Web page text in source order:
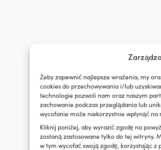
Żeby zapewnić najlepsze wrażenia, my
cookies do przechowywania i/lub
technologie pozwoli nam oraz naszym
zachowanie podczas przeglądania lub
wycofanie może niekorzystnie wpłynąć na
Kliknij poniżej, aby wyrazić zgodę na
zostaną zastosowane tylko do tej witryny.
w tym wycofać swoją zgodę, korzystając z